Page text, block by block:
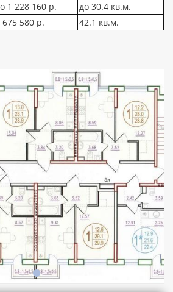
1 228 160 р.
до 30.4 кв.м.
675 580 р. 42.1 кв.м.